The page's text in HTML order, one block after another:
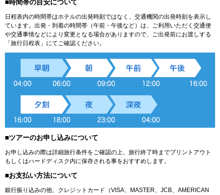
■時間帯の目安について
日程表内の時間帯はホテルの出発時刻ではなく、交通機関の出発時刻を表示し
ています。出発・到着の時間帯（午前・午後など）は、ご利用いただく交通便
や交通事情などにより変更となる場合がありますので、ご出発前にお渡しする
「旅行日程表」にてご確認ください。
■ツアーのお申し込みについて
お申し込みの際は詳細旅行条件をご確認の上、旅行終了時までプリントアウト
もしくはハードディスク内に保存される事をおすすめします。
■お支払い方法について
銀行振り込みの他、クレジットカード（VISA、MASTER、JCB、AMERICAN